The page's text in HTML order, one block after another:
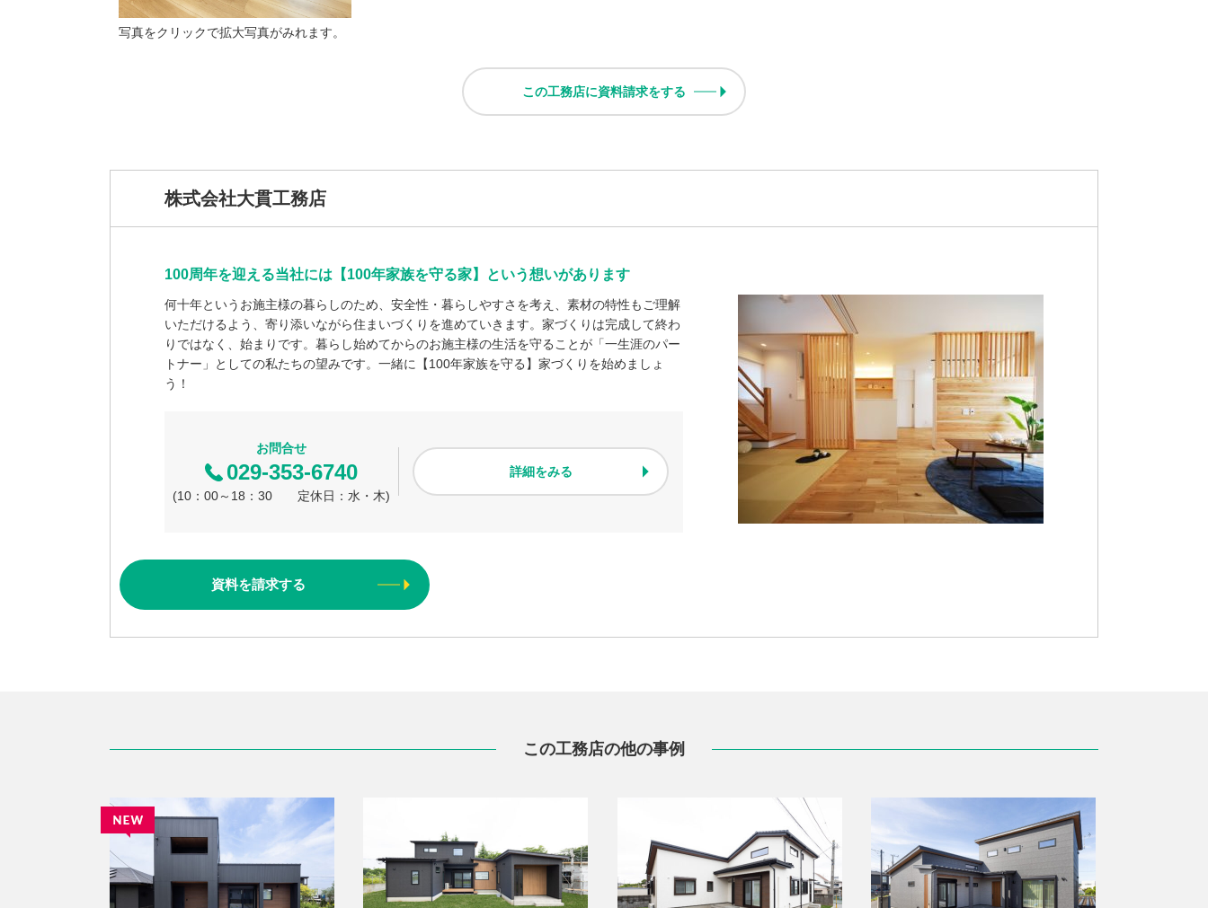
写真をクリックで拡大写真がみれます。
この工務店に資料請求をする
株式会社大貫工務店
100周年を迎える当社には【100年家族を守る家】という想いがあります
何十年というお施主様の暮らしのため、安全性・暮らしやすさを考え、素材の特性もご理解
いただけるよう、寄り添いながら住まいづくりを進めていきます。家づくりは完成して終わ
りではなく、始まりです。暮らし始めてからのお施主様の生活を守ることが「一生涯のパー
トナー」としての私たちの望みです。一緒に【100年家族を守る】家づくりを始めましょ
う！
お問合せ
029-353-6740
(10：00～18：30 定休日：水・木)
詳細をみる
資料を請求する
この工務店の他の事例